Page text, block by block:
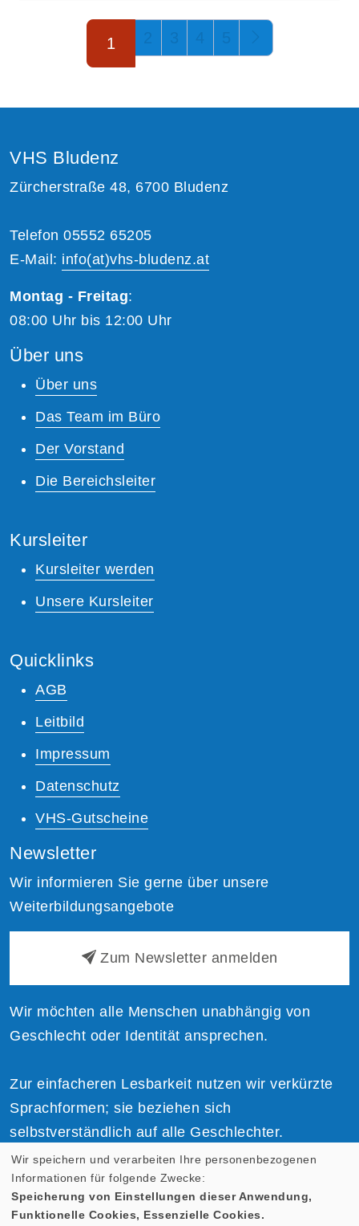
Seite 1 von 5
1 2 3 4 5
VHS Bludenz
Zürcherstraße 48, 6700 Bludenz
Telefon 05552 65205
E-Mail: info(at)vhs-bludenz.at
Montag - Freitag:
08:00 Uhr bis 12:00 Uhr
Über uns
Über uns
Das Team im Büro
Der Vorstand
Die Bereichsleiter
Kursleiter
Kursleiter werden
Unsere Kursleiter
Quicklinks
AGB
Leitbild
Impressum
Datenschutz
VHS-Gutscheine
Newsletter
Wir informieren Sie gerne über unsere
Weiterbildungsangebote
Zum Newsletter anmelden
Wir möchten alle Menschen unabhängig von
Geschlecht oder Identität ansprechen.
Zur einfacheren Lesbarkeit nutzen wir verkürzte
Sprachformen; sie beziehen sich
selbstverständlich auf alle Geschlechter.
Cookie Einstellungen
Wir speichern und verarbeiten Ihre personenbezogenen
Informationen für folgende Zwecke:
Speicherung von Einstellungen dieser Anwendung,
Funktionelle Cookies, Essenzielle Cookies.